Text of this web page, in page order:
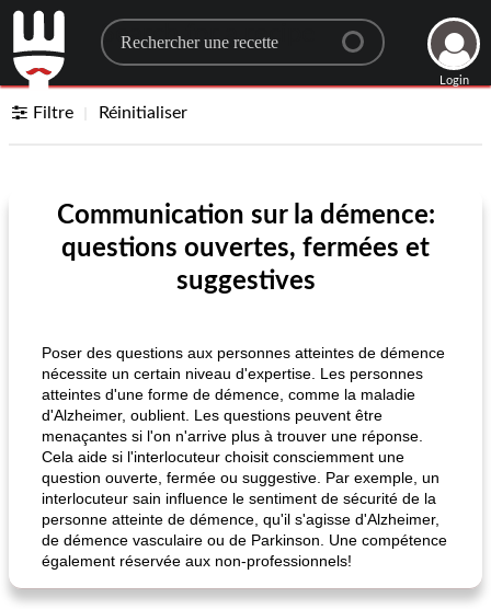
Search for a recipe
Login
Filtre Réinitialiser
Communication sur la démence:
questions ouvertes, fermées et
suggestives
Poser des questions aux personnes atteintes de démence
nécessite un certain niveau d'expertise. Les personnes
atteintes d'une forme de démence, comme la maladie
d'Alzheimer, oublient. Les questions peuvent être
menaçantes si l'on n'arrive plus à trouver une réponse.
Cela aide si l'interlocuteur choisit consciemment une
question ouverte, fermée ou suggestive. Par exemple, un
interlocuteur sain influence le sentiment de sécurité de la
personne atteinte de démence, qu'il s'agisse d'Alzheimer,
de démence vasculaire ou de Parkinson. Une compétence
également réservée aux non-professionnels!